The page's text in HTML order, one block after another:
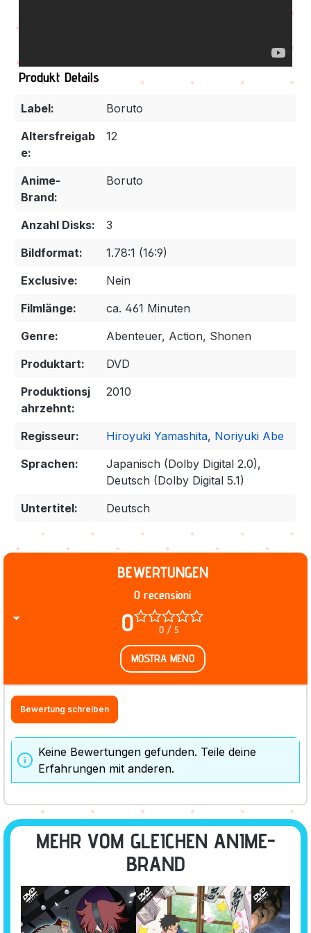
Produkt Details
Label:
Boruto
Altersfreigab
e:
12
Anime-
Brand:
Boruto
Anzahl Disks:
3
Bildformat:
1.78:1 (16:9)
Exclusive:
Nein
Filmlänge:
ca. 461 Minuten
Genre:
Abenteuer, Action, Shonen
Produktart:
DVD
Produktionsj
ahrzehnt:
2010
Regisseur: Hiroyuki Yamashita, Noriyuki Abe
Sprachen:
Japanisch (Dolby Digital 2.0),
Deutsch (Dolby Digital 5.1)
Untertitel:
Deutsch
BEWERTUNGEN
0 0 / 5
0 recensioni
MOSTRA MENO
Bewertung schreiben
Keine Bewertungen gefunden. Teile deine
Erfahrungen mit anderen.
MEHR VOM GLEICHEN ANIME-
BRAND